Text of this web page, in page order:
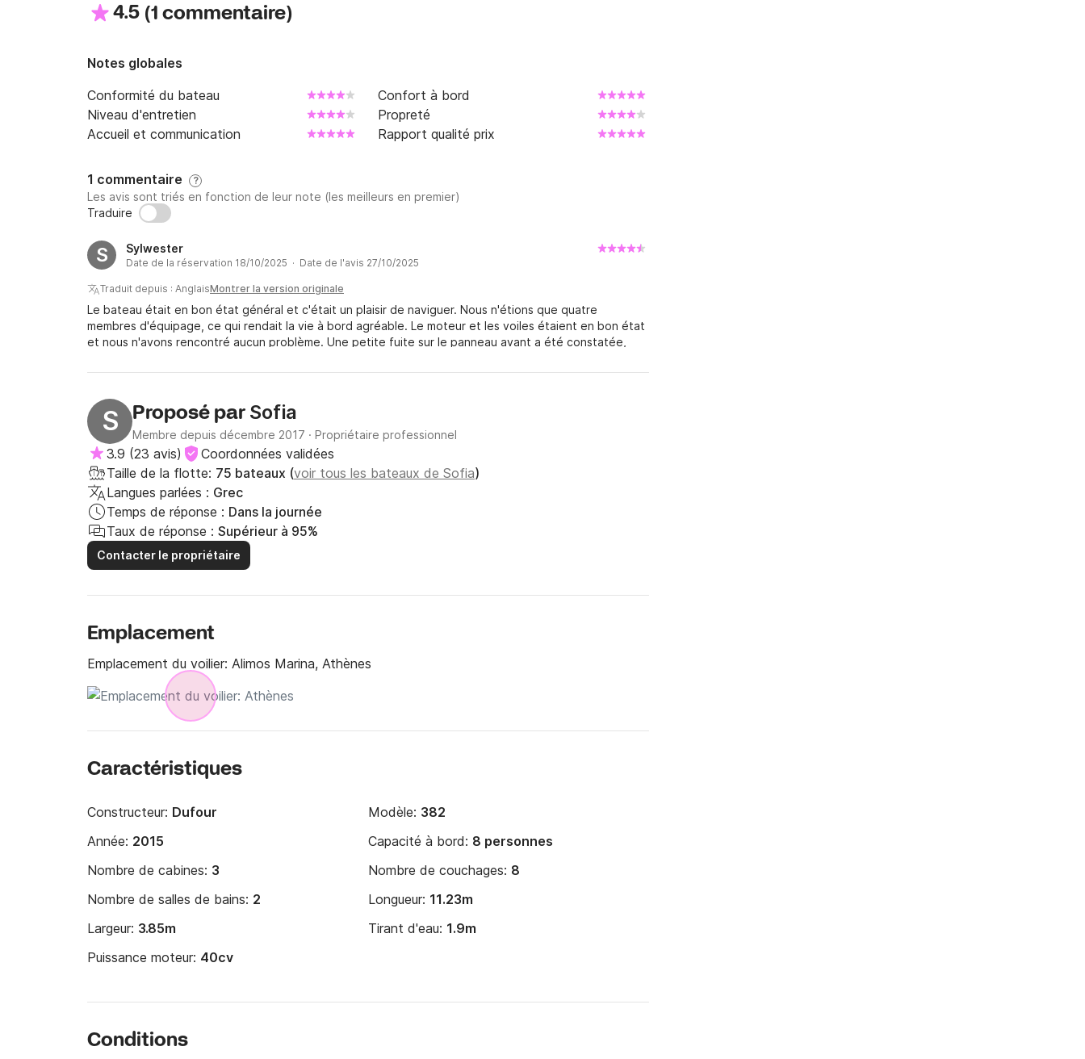
4.5 (1 commentaire)
Notes globales
Conformité du bateau
Confort à bord
Niveau d'entretien
Propreté
Accueil et communication
Rapport qualité prix
1 commentaire ?
Les avis sont triés en fonction de leur note (les meilleurs en premier)
Traduire
S Sylwester
Date de la réservation 18/10/2025 · Date de l'avis 27/10/2025
Traduit depuis : AnglaisMontrer la version originale
Le bateau était en bon état général et c'était un plaisir de naviguer. Nous n'étions que quatre
membres d'équipage, ce qui rendait la vie à bord agréable. Le moteur et les voiles étaient en bon état
et nous n'avons rencontré aucun problème. Une petite fuite sur le panneau avant a été constatée,
aide. Nous ne voulions pas retarder notre départ et, finalement, la fuite n'a pas posé de problème. Les
sympathiques. Je referais naviguer ce bateau :)
S Proposé par Sofia
Membre depuis décembre 2017 · Propriétaire professionnel
3.9 (23 avis)
Coordonnées validées
Taille de la flotte: 75 bateaux (voir tous les bateaux de Sofia)
Langues parlées : Grec
Temps de réponse : Dans la journée
Taux de réponse : Supérieur à 95%
Contacter le propriétaire
Emplacement
Emplacement du voilier: Alimos Marina, Athènes
Caractéristiques
Constructeur: Dufour Modèle: 382
Année: 2015 Capacité à bord: 8 personnes
Nombre de cabines: 3 Nombre de couchages: 8
Nombre de salles de bains: 2 Longueur: 11.23m
Largeur: 3.85m Tirant d'eau: 1.9m
Puissance moteur: 40cv
Conditions